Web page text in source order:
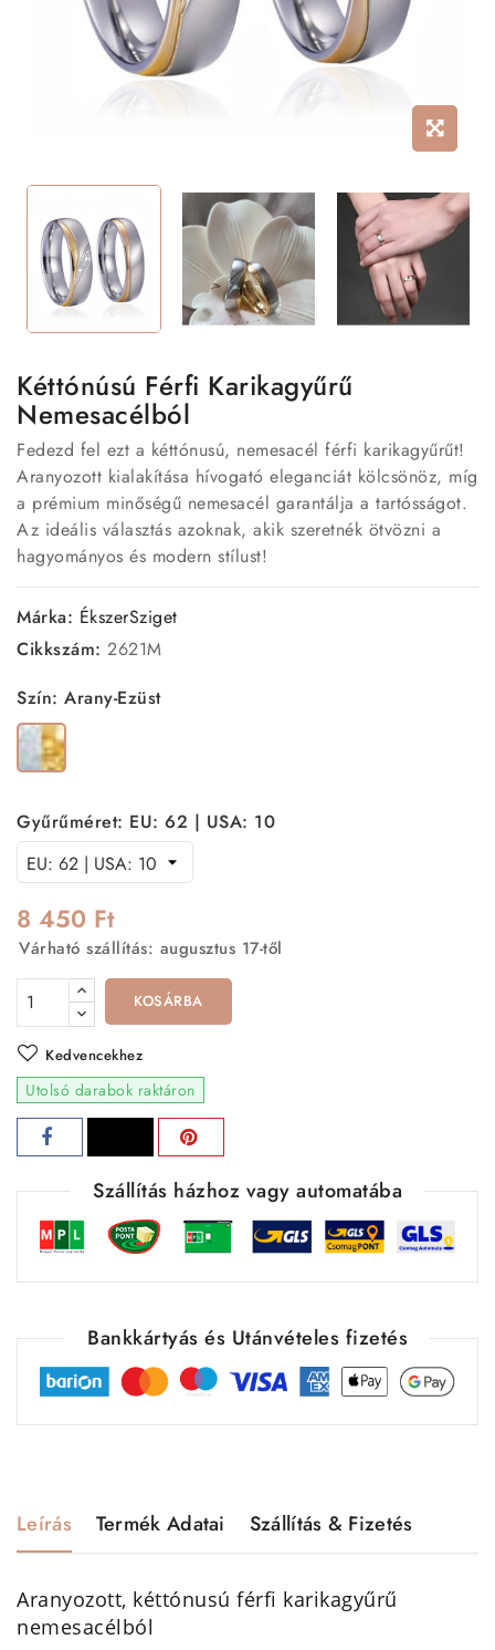
Kéttónúsú Férfi Karikagyűrű
Nemesacélból
Fedezd fel ezt a kéttónusú, nemesacél férfi karikagyűrűt!
Aranyozott kialakítása hívogató eleganciát kölcsönöz, míg
a prémium minőségű nemesacél garantálja a tartósságot.
Az ideális választás azoknak, akik szeretnék ötvözni a
hagyományos és modern stílust!
Márka: ÉkszerSziget
Cikkszám: 2621M
Szín: Arany-Ezüst
Arany-
Ezüst
Gyűrűméret: EU: 62 | USA: 10
8 450 Ft
Várható szállítás: augusztus 17-től
KOSÁRBA
Kedvencekhez
Utolsó darabok raktáron
Szállítás házhoz vagy automatába
Bankkártyás és Utánvételes fizetés
Leírás Termék Adatai Szállítás & Fizetés
Aranyozott, kéttónusú férfi karikagyűrű
nemesacélból